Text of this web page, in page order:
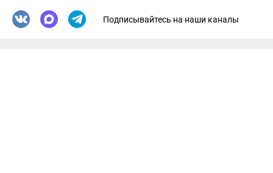
Подписывайтесь на наши каналы